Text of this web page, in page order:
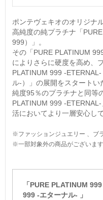
ポンテヴェキオのオリジナ
高純度の純プラチナ「
999）」。
その「PURE PLATINUM
によりさらに硬度を高め、
PLATINUM 999 -
ル-）」の展開をスタートい
純度95％のプラチナと同等
PLATINUM 999 -
活においてより一層安心し
※ファッションジュエリー 、ブ
※一部対象外の商品がございます
「PURE PLATINUM
999 -エターナル- 」